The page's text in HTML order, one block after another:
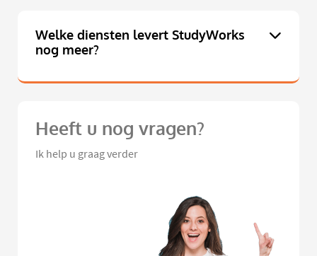
Welke diensten levert StudyWorks
nog meer?
Heeft u nog vragen?
Ik help u graag verder